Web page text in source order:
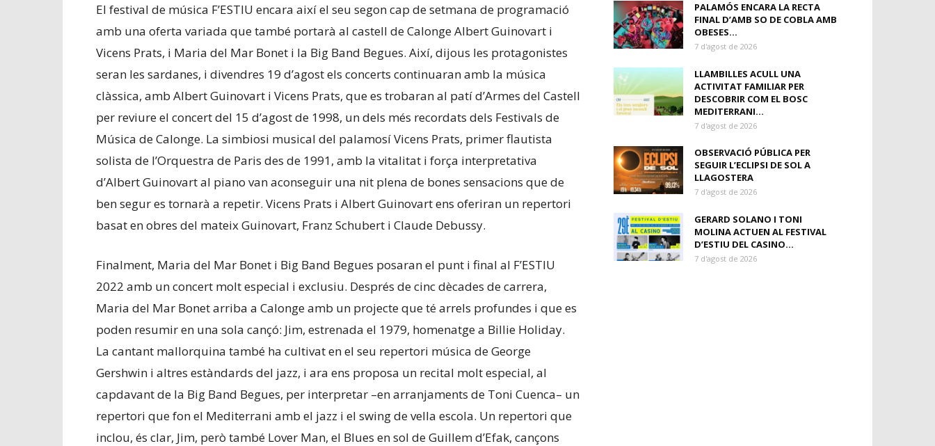
El festival de música F’ESTIU encara així el seu segon cap de setmana de programació
amb una oferta variada que també portarà al castell de Calonge Albert Guinovart i
Vicens Prats, i Maria del Mar Bonet i la Big Band Begues. Així, dijous les protagonistes
seran les sardanes, i divendres 19 d’agost els concerts continuaran amb la música
clàssica, amb Albert Guinovart i Vicens Prats, que es trobaran al patí d’Armes del Castell
per reviure el concert del 15 d’agost de 1998, un dels més recordats dels Festivals de
Música de Calonge. La simbiosi musical del palamosí Vicens Prats, primer flautista
solista de l’Orquestra de Paris des de 1991, amb la vitalitat i força interpretativa
d’Albert Guinovart al piano van aconseguir una nit plena de bones sensacions que de
ben segur es tornarà a repetir. Vicens Prats i Albert Guinovart ens oferiran un repertori
basat en obres del mateix Guinovart, Franz Schubert i Claude Debussy.
Finalment, Maria del Mar Bonet i Big Band Begues posaran el punt i final al F’ESTIU
2022 amb un concert molt especial i exclusiu. Després de cinc dècades de carrera,
Maria del Mar Bonet arriba a Calonge amb un projecte que té arrels profundes i que es
poden resumir en una sola cançó: Jim, estrenada el 1979, homenatge a Billie Holiday.
La cantant mallorquina també ha cultivat en el seu repertori música de George
Gershwin i altres estàndards del jazz, i ara ens proposa un recital molt especial, al
capdavant de la Big Band Begues, per interpretar –en arranjaments de Toni Cuenca– un
repertori que fon el Mediterrani amb el jazz i el swing de vella escola. Un repertori que
inclou, és clar, Jim, però també Lover Man, el Blues en sol de Guillem d’Efak, cançons
PALAMÓS ENCARA LA RECTA
FINAL D’AMB SO DE COBLA AMB
OBESES...
7 d'agost de 2026
LLAMBILLES ACULL UNA
ACTIVITAT FAMILIAR PER
DESCOBRIR COM EL BOSC
MEDITERRANI...
7 d'agost de 2026
OBSERVACIÓ PÚBLICA PER
SEGUIR L’ECLIPSI DE SOL A
LLAGOSTERA
7 d'agost de 2026
GERARD SOLANO I TONI
MOLINA ACTUEN AL FESTIVAL
D’ESTIU DEL CASINO...
7 d'agost de 2026